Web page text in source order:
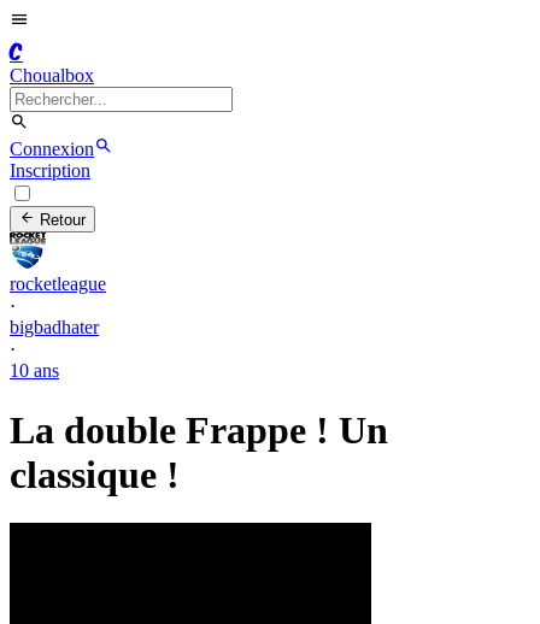
C
Choualbox
Connexion
Inscription
Retour
rocketleague
·
bigbadhater
·
10 ans
La double Frappe ! Un
classique !